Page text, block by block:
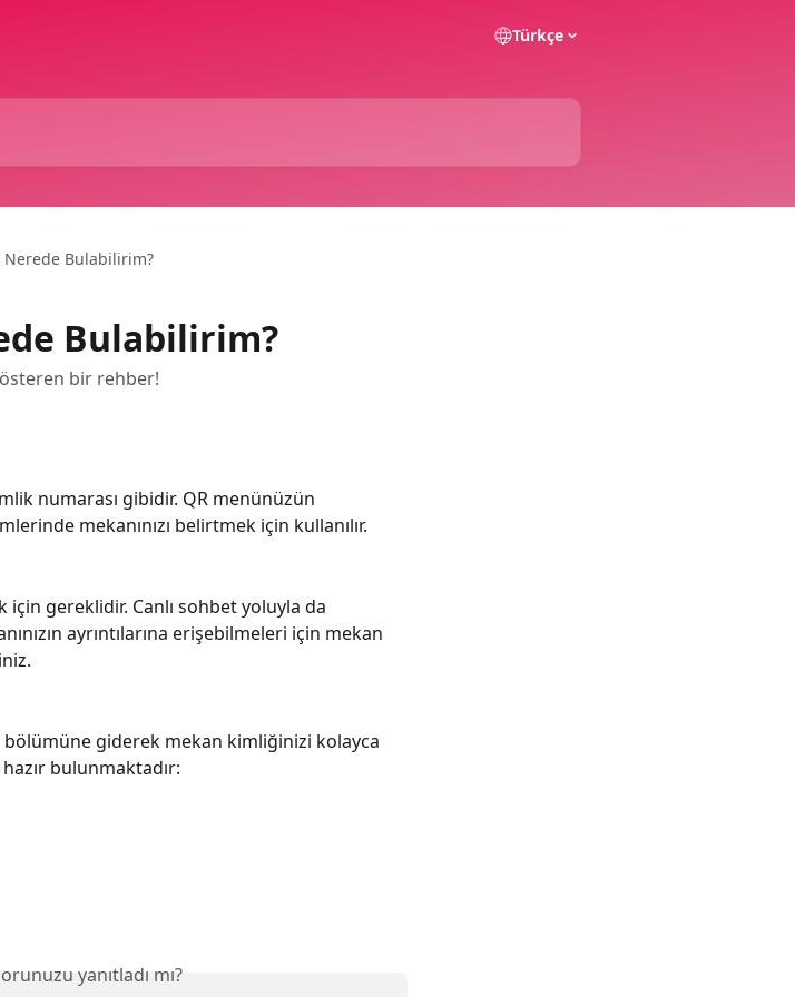
Türkçe
Nerede Bulabilirim?
Bulabilirim?
bir rehber!
numarası gibidir. QR menünüzün
mekanınızı belirtmek için kullanılır.
için gereklidir. Canlı sohbet yoluyla da
ayrıntılarına erişebilmeleri için mekan
giderek mekan kimliğinizi kolayca
bulunmaktadır:
yanıtladı mı?